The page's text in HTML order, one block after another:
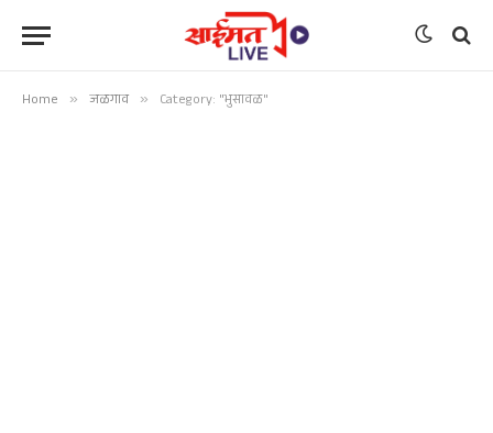
Home » जळगाव » Category: "भुसावळ"